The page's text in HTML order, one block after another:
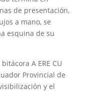
de presentación,
a mano, se
esquina de su
A ERE CU
Provincial de
y el